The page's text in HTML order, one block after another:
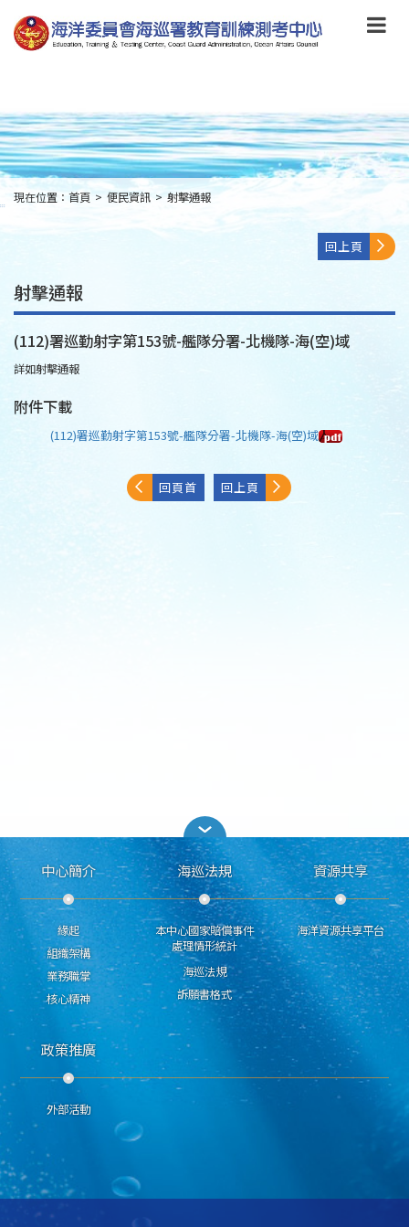
到
主
要
to
main
content
:::
現在位置： 首頁 > 便民資訊 > 射擊通報
回上頁
射擊通報
(112)署巡勤射字第153號-艦隊分署-北機隊-海(空)域
詳如射擊通報
附件下載
(112)署巡勤射字第153號-艦隊分署-北機隊-海(空)域
回頁首 回上頁
中心簡介
緣起
組織架構
業務職掌
核心精神
海巡法規
本中心國家賠償事件
處理情形統計
海巡法規
訴願書格式
資源共享
海洋資源共享平台
政策推廣
外部活動